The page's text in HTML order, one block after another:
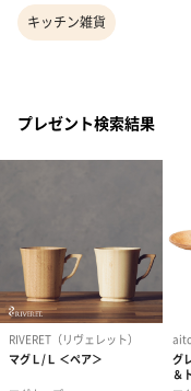
キッチン雑貨
プレゼント検索結果